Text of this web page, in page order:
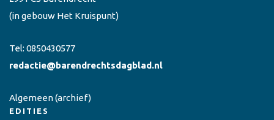
(in gebouw Het Kruispunt)
Tel: 0850430577
redactie@barendrechtsdagblad.nl
Algemeen(archief)
EDITIES